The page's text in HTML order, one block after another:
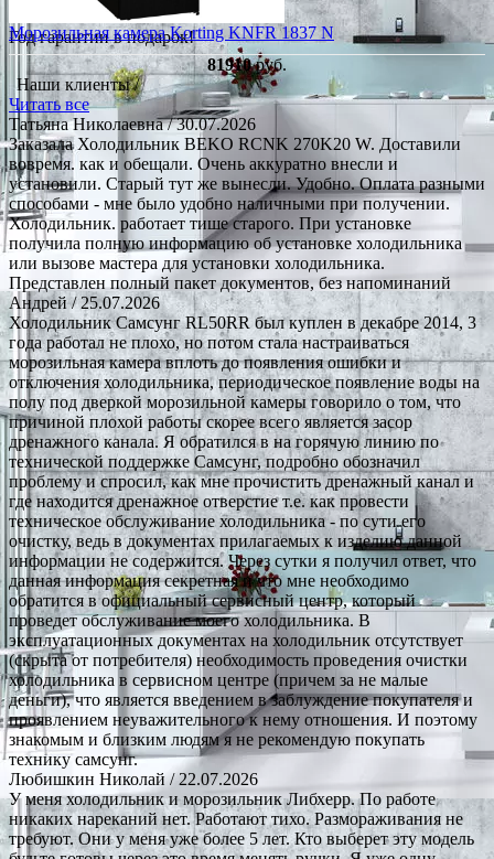
Год гарантии в подарок!
Морозильная камера Korting KNFR 1837 N
81910руб.
Наши клиенты /
Читать все
Татьяна Николаевна/ 30.07.2026
Заказала Холодильник BEKO RCNK 270K20 W. Доставили
вовремя. как и обещали. Очень аккуратно внесли и
установили. Старый тут же вынесли. Удобно. Оплата разными
способами - мне было удобно наличными при получении.
Холодильник. работает тише старого. При установке
получила полную информацию об установке холодильника
или вызове мастера для установки холодильника.
Представлен полный пакет документов, без напоминаний
Андрей/ 25.07.2026
Холодильник Самсунг RL50RR был куплен в декабре 2014, 3
года работал не плохо, но потом стала настраиваться
морозильная камера вплоть до появления ошибки и
отключения холодильника, периодическое появление воды на
полу под дверкой морозильной камеры говорило о том, что
причиной плохой работы скорее всего является засор
дренажного канала. Я обратился в на горячую линию по
технической поддержке Самсунг, подробно обозначил
проблему и спросил, как мне прочистить дренажный канал и
где находится дренажное отверстие т.е. как провести
техническое обслуживание холодильника - по сути его
очистку, ведь в документах прилагаемых к изделию данной
информации не содержится. Через сутки я получил ответ, что
данная информация секретная и что мне необходимо
обратится в официальный сервисный центр, который
проведет обслуживание моего холодильника. В
эксплуатационных документах на холодильник отсутствует
(скрыта от потребителя) необходимость проведения очистки
холодильника в сервисном центре (причем за не малые
деньги), что является введением в заблуждение покупателя и
проявлением неуважительного к нему отношения. И поэтому
знакомым и близким людям я не рекомендую покупать
технику самсунг.
Любишкин Николай/ 22.07.2026
У меня холодильник и морозильник Либхерр. По работе
никаких нареканий нет. Работают тихо. Размораживания не
требуют. Они у меня уже более 5 лет. Кто выберет эту модель